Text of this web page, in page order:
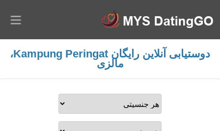
دوستیابی آنلاین رایگان Kampung Peringat،
مالزی